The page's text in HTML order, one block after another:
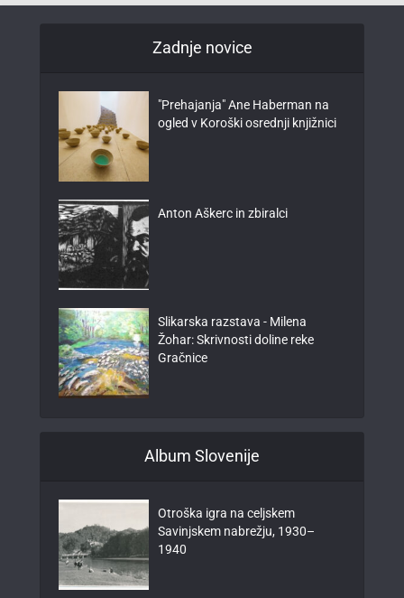
Zadnje novice
"Prehajanja" Ane Haberman na
ogled v Koroški osrednji knjižnici
Anton Aškerc in zbiralci
Slikarska razstava - Milena
Žohar: Skrivnosti doline reke
Gračnice
Album Slovenije
Otroška igra na celjskem
Savinjskem nabrežju, 1930–
1940